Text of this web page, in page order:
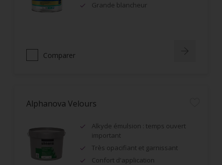
Grande blancheur
Comparer
Alphanova Velours
Alkyde émulsion : temps ouvert
important
Très opacifiant et garnissant
Confort d'application